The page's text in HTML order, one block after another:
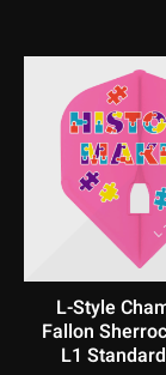
Training und
Flight
Dadurch muss
System
L-Style
Fallon
L1